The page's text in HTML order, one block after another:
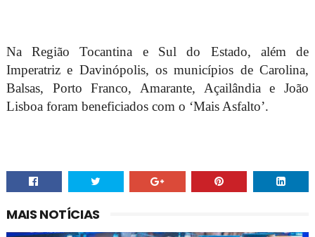
Na Região Tocantina e Sul do Estado, além de
Imperatriz e Davinópolis, os municípios de Carolina,
Balsas, Porto Franco, Amarante, Açailândia e João
Lisboa foram beneficiados com o ‘Mais Asfalto’.
MAIS NOTÍCIAS